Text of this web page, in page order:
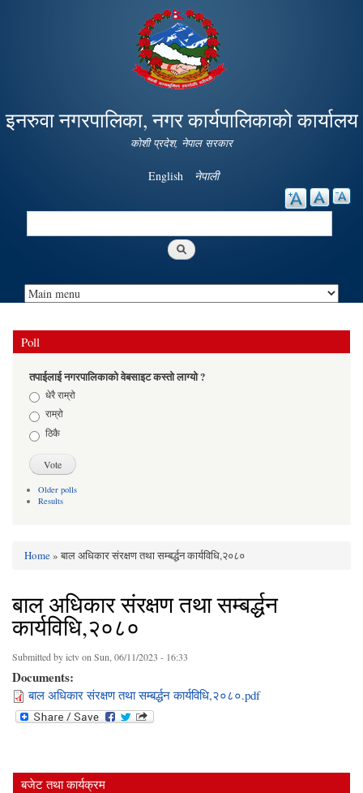
Skip to
main
content
इनरुवा नगरपालिका, नगर कार्यपालिकाको कार्यालय
कोशी प्रदेश, नेपाल सरकार
English नेपाली
Search
Poll
तपाईलाई नगरपालिकाको वेबसाइट कस्तो लाग्यो ?
Choicesधेरै राम्रो
राम्रो
ठिकै
Older polls
Results
Home» बाल अधिकार संरक्षण तथा सम्बर्द्धन कार्यविधि,२०८०
बाल अधिकार संरक्षण तथा सम्बर्द्धन
कार्यविधि,२०८०
Submitted byictvon Sun, 06/11/2023 - 16:33
Documents:
बाल अधिकार संरक्षण तथा सम्बर्द्धन कार्यविधि,२०८०.pdf
बजेट तथा कार्यक्रम